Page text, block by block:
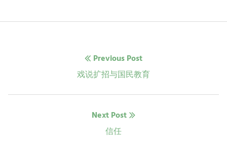
导
Previous Post
Previous
戏说扩招与国民教育
Next Post
Next
信任